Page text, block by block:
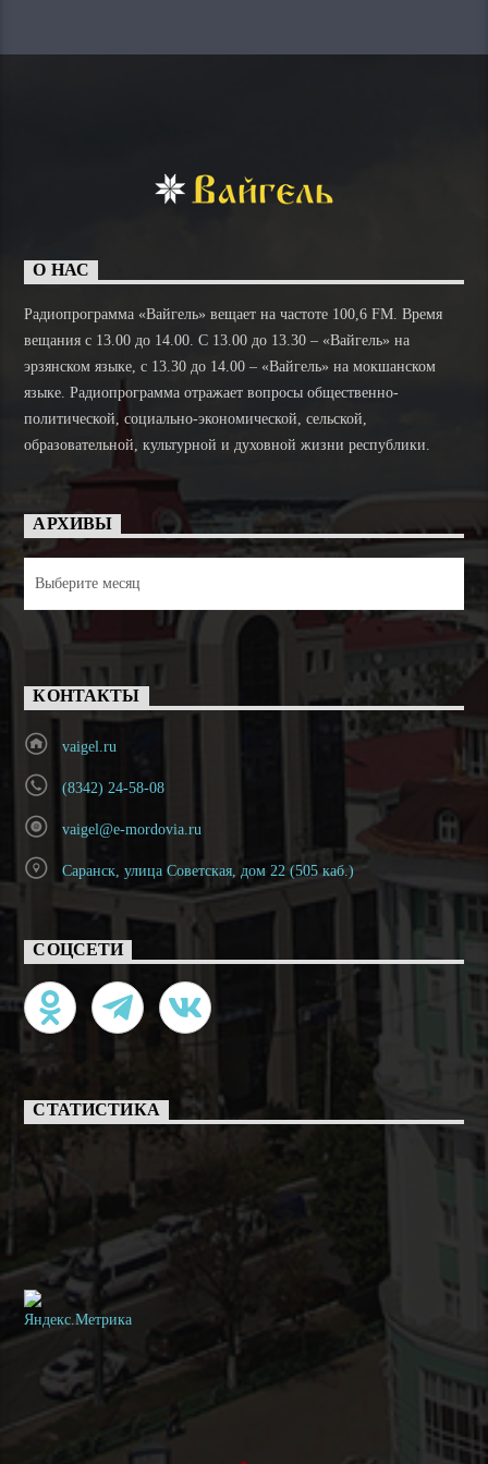
О НАС
Радиопрограмма «Вайгель» вещает на частоте 100,6 FM. Время
вещания с 13.00 до 14.00. C 13.00 до 13.30 – «Вайгель» на
эрзянском языке, с 13.30 до 14.00 – «Вайгель» на мокшанском
языке. Радиопрограмма отражает вопросы общественно-
политической, социально-экономической, сельской,
образовательной, культурной и духовной жизни республики.
АРХИВЫ
КОНТАКТЫ
vaigel.ru
(8342) 24-58-08
vaigel@e-mordovia.ru
Саранск, улица Советская, дом 22 (505 каб.)
СОЦСЕТИ
СТАТИСТИКА